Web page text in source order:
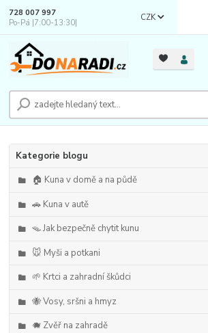
CZK
728 007 997
Po-Pá |7:00-13:30|
Kategorie blogu
🏠 Kuna v domě a na půdě
🚗 Kuna v autě
🪤 Jak bezpečně chytit kunu
🐭 Myši a potkani
🌱 Krtci a zahradní škůdci
🐝 Vosy, sršni a hmyz
🐗 Zvěř na zahradě